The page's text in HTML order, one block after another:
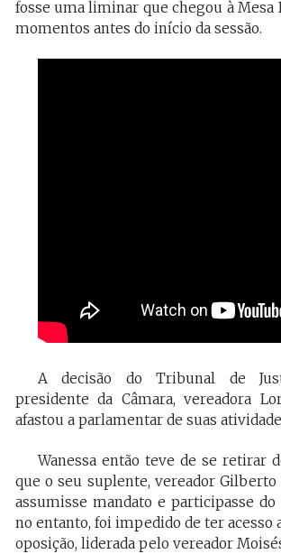
fosse uma liminar que chegou à Mesa
momentos antes do início da sessão.
A decisão do Tribunal de
presidente da Câmara, vereadora
afastou a parlamentar de suas
Wanessa então teve de se retirar
que o seu suplente, vereador Gilberto
assumisse mandato e participasse
no entanto, foi impedido de ter acesso
oposição, liderada pelo vereador